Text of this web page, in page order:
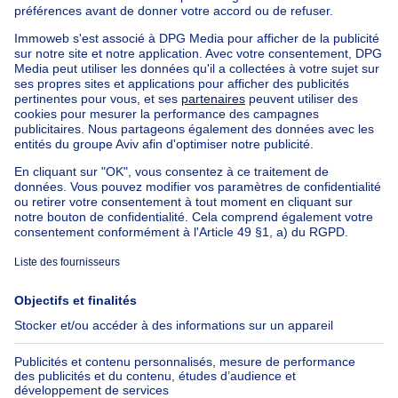
Bien exceptionnel à vendre
Ferme à vendre
Bungalow à vendre
Chalet à vendre
Château à vendre
Maison de campagne à vendre
Immeuble mixte à vendre
Autres biens à vendre
Manoir à vendre
Nos maisons hors de la Belgique
Maison à vendre France
Maison à vendre Espagne
Maison à vendre Italie
Maison à vendre Luxembourg
Maison à vendre Pays-bas
À propos
Immoweb
Presse
Emplois
Groupe Axel Springer
SeLoger.com
Outils
Belfius
Assurances
Check-list déménagement